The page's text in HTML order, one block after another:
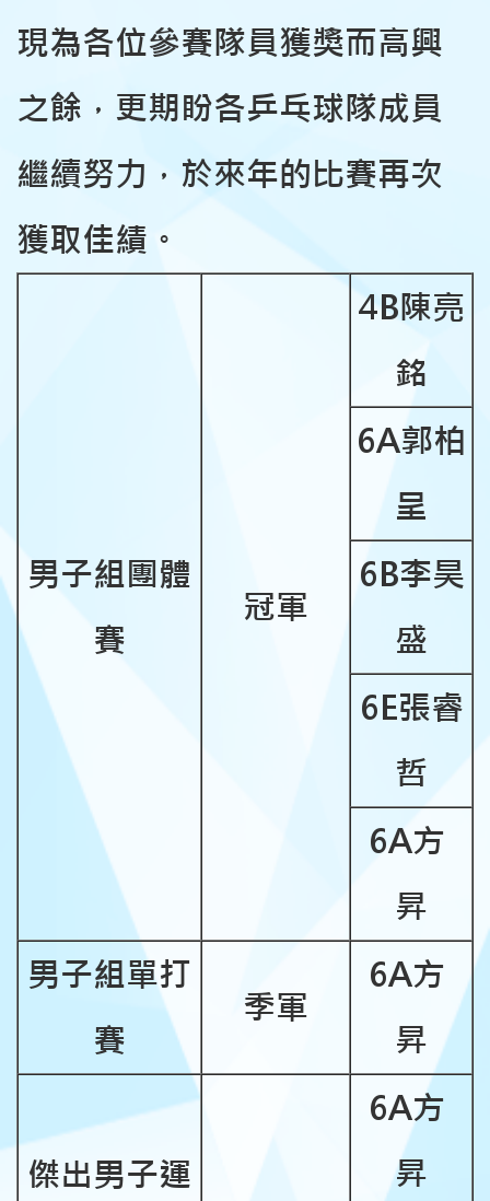
現為各位參賽隊員獲獎而高興
之餘，更期盼各乒乓球隊成員
繼續努力，於來年的比賽再次
獲取佳績。
男子組團體
賽
冠軍
4B陳亮
銘
6A郭柏
呈
6B李昊
盛
6E張睿
哲
6A方
昇
男子組單打
賽
季軍
6A方
昇
傑出男子運
6A方
昇